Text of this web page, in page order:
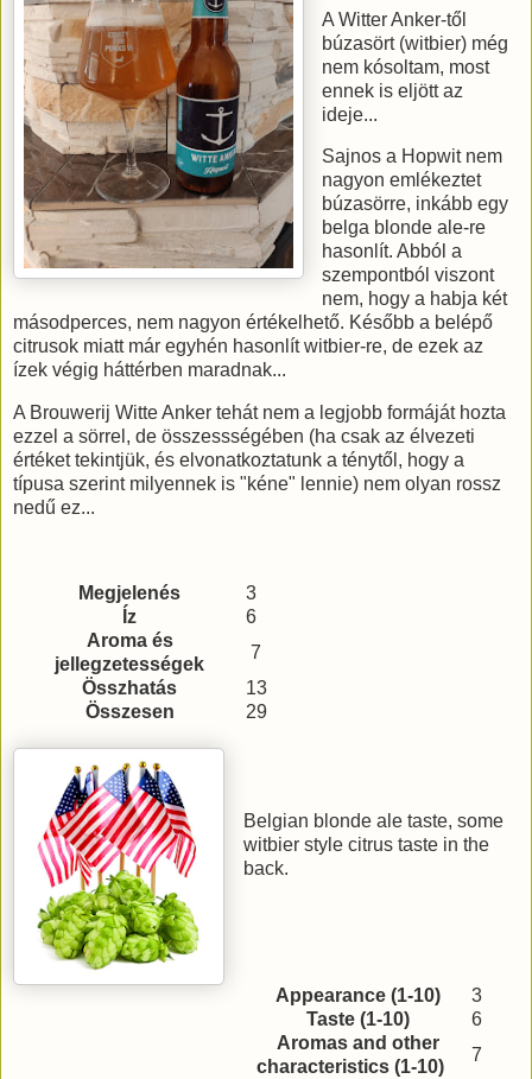
A Witter Anker-től
búzasört (witbier) még
nem kósoltam, most
ennek is eljött az
ideje...
Sajnos a Hopwit nem
nagyon emlékeztet
búzasörre, inkább egy
belga blonde ale-re
hasonlít. Abból a
szempontból viszont
nem, hogy a habja két
másodperces, nem nagyon értékelhető. Később a belépő
citrusok miatt már egyhén hasonlít witbier-re, de ezek az
ízek végig háttérben maradnak...
A Brouwerij Witte Anker tehát nem a legjobb formáját hozta
ezzel a sörrel, de összessségében (ha csak az élvezeti
értéket tekintjük, és elvonatkoztatunk a ténytől, hogy a
típusa szerint milyennek is "kéne" lennie) nem olyan rossz
nedű ez...
Megjelenés
3
Íz
6
Aroma és
jellegzetességek
7
Összhatás
13
Összesen
29
Belgian blonde ale taste, some
witbier style citrus taste in the
back.
Appearance (1-10)
3
Taste (1-10)
6
Aromas and other
characteristics (1-10)
7